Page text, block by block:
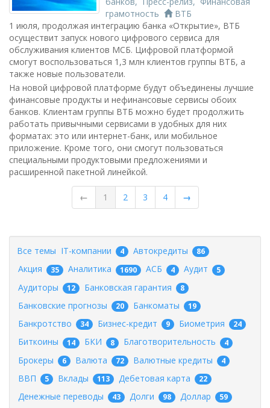
грамотность
ВТБ
1 июля, продолжая интеграцию банка «Открытие», ВТБ
осуществит запуск нового цифрового сервиса для
обслуживания клиентов МСБ. Цифровой платформой
смогут воспользоваться 1,3 млн клиентов группы ВТБ, а
также новые пользователи.
На новой цифровой платформе будут объединены лучшие
финансовые продукты и нефинансовые сервисы обоих
банков. Клиентам группы ВТБ можно будет продолжить
работать привычными сервисами в удобных для них
форматах: это или интернет-банк, или мобильное
приложение. Кроме того, они смогут пользоваться
специальными продуктовыми предложениями и
расширенной пакетной линейкой.
← 1 2 3 4 →
Все темы IT-компании 4 Автокредиты 86
Акция 35 Аналитика 1690 АСБ 4 Аудит 5
Аудиторы 12 Банковская гарантия 8
Банковские прогнозы 20 Банкоматы 19
Банкротство 34 Бизнес-кредит 9 Биометрия 24
Биткоины 14 БКИ 8 Благотворительность 4
Брокеры 6 Валюта 72 Валютные кредиты 4
ВВП 5 Вклады 113 Дебетовая карта 22
Денежные переводы 43 Долги 98 Доллар 59